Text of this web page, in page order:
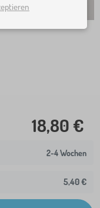
18,80 €
2-4 Wochen
5,40 €